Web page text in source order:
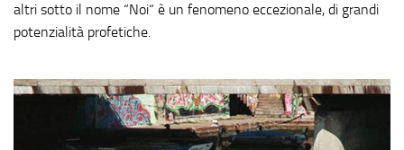
altri sotto il nome “Noi“ è un fenomeno eccezionale, di grandi
potenzialità profetiche.